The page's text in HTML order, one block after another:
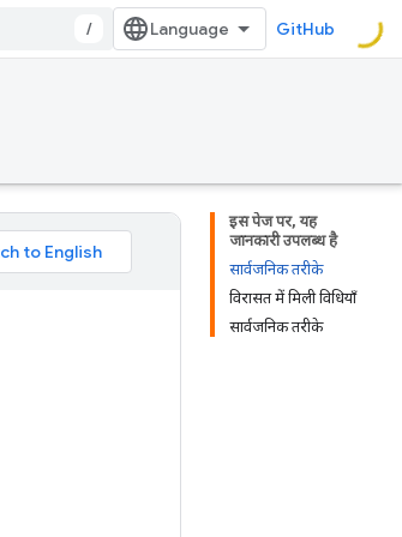
/ GitHub
इस पेज पर, यह
जानकारी उपलब्ध है
सार्वजनिक तरीके
विरासत में मिली विधियाँ
सार्वजनिक तरीके